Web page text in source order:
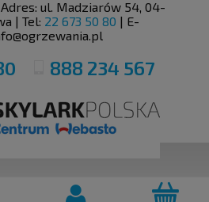
ul. Madziarów 54, 04-
| Tel: 22 673 50 80 | E-
888 234 567